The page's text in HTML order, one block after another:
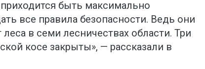
быть максимально
все правила безопасности. Ведь они
в семи лесничествах области. Три
косе закрыты», — рассказали в